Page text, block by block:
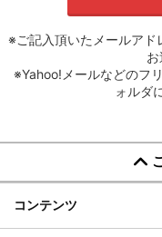
※ご記入頂いたメールアド
お
※Yahoo!メールなどのフ
ォルダ
コンテンツ